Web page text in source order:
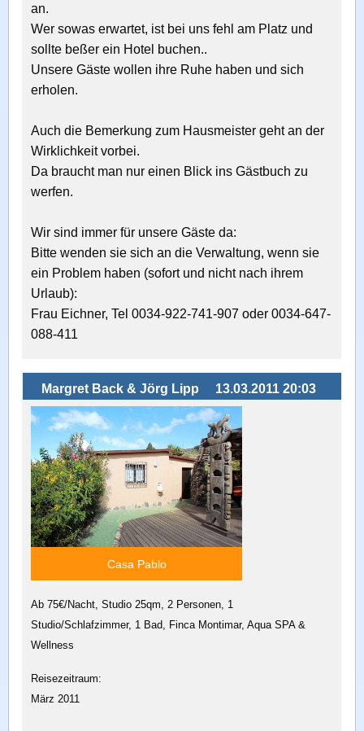
an.
Wer sowas erwartet, ist bei uns fehl am Platz und
sollte beßer ein Hotel buchen..
Unsere Gäste wollen ihre Ruhe haben und sich
erholen.
Auch die Bemerkung zum Hausmeister geht an der
Wirklichkeit vorbei.
Da braucht man nur einen Blick ins Gästbuch zu
werfen.
Wir sind immer für unsere Gäste da:
Bitte wenden sie sich an die Verwaltung, wenn sie
ein Problem haben (sofort und nicht nach ihrem
Urlaub):
Frau Eichner, Tel 0034-922-741-907 oder 0034-647-
088-411
Margret Back & Jörg Lipp 13.03.2011 20:03
Casa Pablo
Ab 75€/Nacht, Studio 25qm, 2 Personen, 1
Studio/Schlafzimmer, 1 Bad, Finca Montimar, Aqua SPA &
Wellness
Reisezeitraum:
März 2011